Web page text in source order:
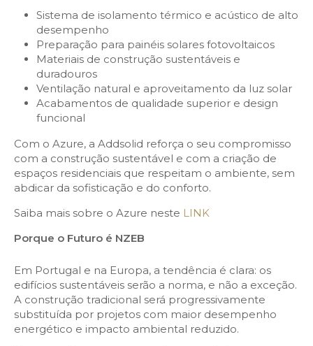
Sistema de isolamento térmico e acústico de alto
desempenho
Preparação para painéis solares fotovoltaicos
Materiais de construção sustentáveis e
duradouros
Ventilação natural e aproveitamento da luz solar
Acabamentos de qualidade superior e design
funcional
Com o Azure, a Addsolid reforça o seu compromisso
com a construção sustentável e com a criação de
espaços residenciais que respeitam o ambiente, sem
abdicar da sofisticação e do conforto.
Saiba mais sobre o Azure neste LINK
Porque o Futuro é NZEB
Em Portugal e na Europa, a tendência é clara: os
edifícios sustentáveis serão a norma, e não a exceção.
A construção tradicional será progressivamente
substituída por projetos com maior desempenho
energético e impacto ambiental reduzido.